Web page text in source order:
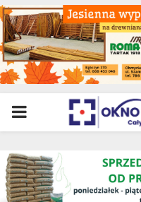
PRIMARY
MENU